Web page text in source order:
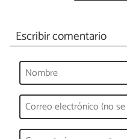
Escribir comentario